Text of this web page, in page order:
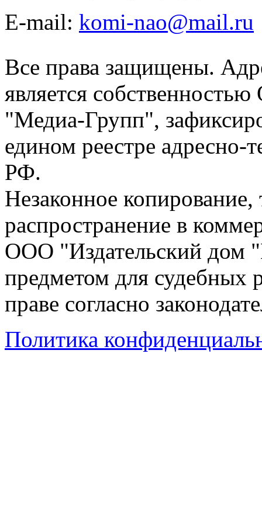
E-mail: komi-nao@mail.ru
Все права защищены.
является
"Медиа-Групп",
едином реестре адресно-
РФ.
Незаконное
распространение в
ООО "Издательский дом
предметом для судебных
праве согласно
Политика